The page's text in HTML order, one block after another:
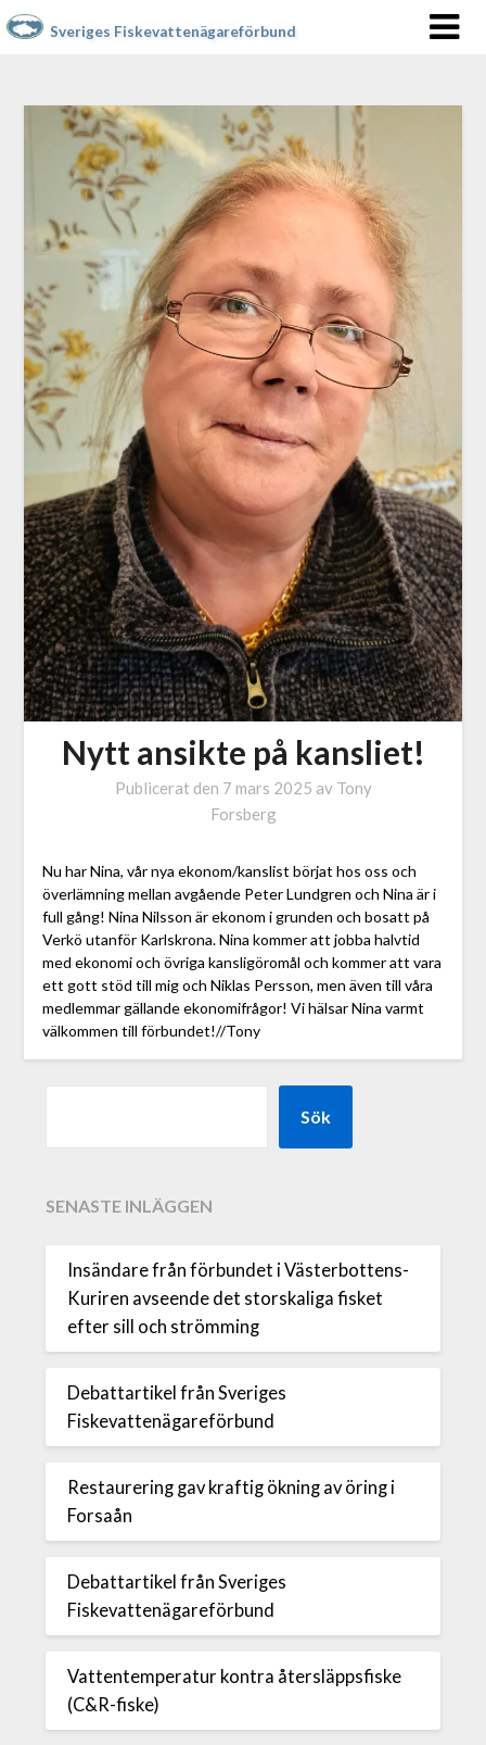
Sveriges Fiskevattenägareförbund
Nytt ansikte på kansliet!
Publicerat den 7 mars 2025 av Tony
Forsberg
Nu har Nina, vår nya ekonom/kanslist börjat hos oss och
överlämning mellan avgående Peter Lundgren och Nina är i
full gång! Nina Nilsson är ekonom i grunden och bosatt på
Verkö utanför Karlskrona. Nina kommer att jobba halvtid
med ekonomi och övriga kansligöromål och kommer att vara
ett gott stöd till mig och Niklas Persson, men även till våra
medlemmar gällande ekonomifrågor! Vi hälsar Nina varmt
välkommen till förbundet!//Tony
Sök
SENASTE INLÄGGEN
Insändare från förbundet i Västerbottens-
Kuriren avseende det storskaliga fisket
efter sill och strömming
Debattartikel från Sveriges
Fiskevattenägareförbund
Restaurering gav kraftig ökning av öring i
Forsaån
Debattartikel från Sveriges
Fiskevattenägareförbund
Vattentemperatur kontra återsläppsfiske
(C&R-fiske)